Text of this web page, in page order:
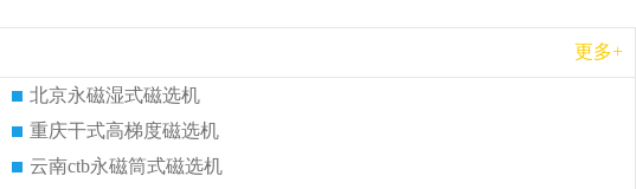
更多+
北京永磁湿式磁选机
重庆干式高梯度磁选机
云南ctb永磁筒式磁选机